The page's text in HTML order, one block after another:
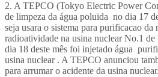
2. A TEPCO (Tokyo Electric Power
de limpeza da água poluida no dia 17
seja usara o sistema para purificacao da
radioatividade na usina nuclear No.1
dia 18 deste mês foi injetado água
usina nuclear . A TEPCO anunciou
para arrumar o acidente da usina nuclear.